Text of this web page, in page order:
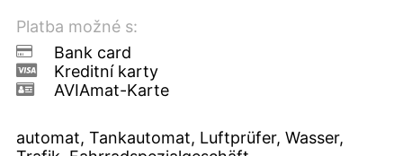
Platba možné s:
Bank card
Kreditní karty
AVIAmat-Karte
automat, Tankautomat, Luftprüfer, Wasser,